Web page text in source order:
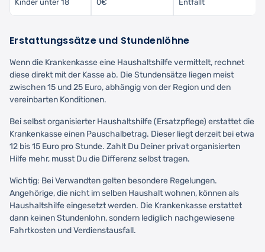
Kinder unter 18 0€ Entfällt
Erstattungssätze und Stundenlöhne
Wenn die Krankenkasse eine Haushaltshilfe vermittelt, rechnet
diese direkt mit der Kasse ab. Die Stundensätze liegen meist
zwischen 15 und 25 Euro, abhängig von der Region und den
vereinbarten Konditionen.
Bei selbst organisierter Haushaltshilfe (Ersatzpflege) erstattet die
Krankenkasse einen Pauschalbetrag. Dieser liegt derzeit bei etwa
12 bis 15 Euro pro Stunde. Zahlt Du Deiner privat organisierten
Hilfe mehr, musst Du die Differenz selbst tragen.
Wichtig: Bei Verwandten gelten besondere Regelungen.
Angehörige, die nicht im selben Haushalt wohnen, können als
Haushaltshilfe eingesetzt werden. Die Krankenkasse erstattet
dann keinen Stundenlohn, sondern lediglich nachgewiesene
Fahrtkosten und Verdienstausfall.